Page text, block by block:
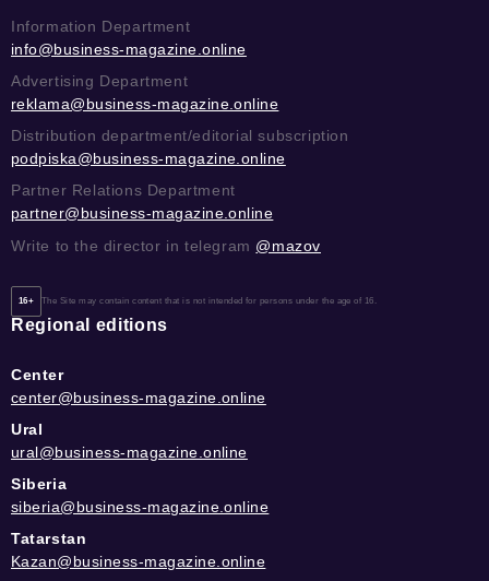
Information Department
info@business-magazine.online
Advertising Department
reklama@business-magazine.online
Distribution department/editorial subscription
podpiska@business-magazine.online
Partner Relations Department
partner@business-magazine.online
Write to the director in telegram @mazov
16+ The Site may contain content that is not intended for persons under the age of 16.
Regional editions
Center
center@business-magazine.online
Ural
ural@business-magazine.online
Siberia
siberia@business-magazine.online
Tatarstan
Kazan@business-magazine.online